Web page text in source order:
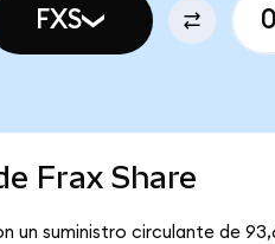
FXS
Frax Share
un suministro circulante de